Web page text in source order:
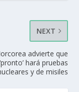
NEXT
advierte que
‘pronto’ hará pruebas
y de misiles